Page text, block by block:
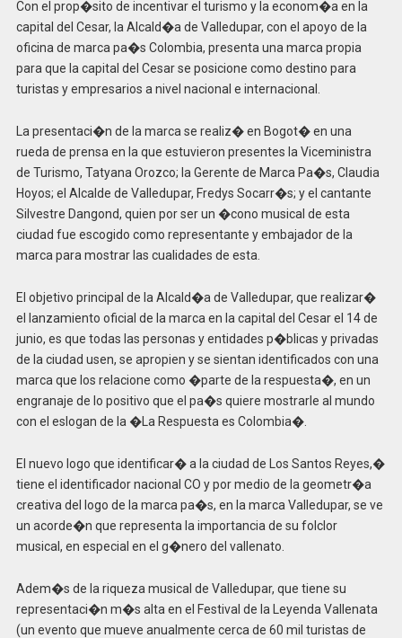
Con el prop�sito de incentivar el turismo y la econom�a en la
capital del Cesar, la Alcald�a de Valledupar, con el apoyo de la
oficina de marca pa�s Colombia, presenta una marca propia
para que la capital del Cesar se posicione como destino para
turistas y empresarios a nivel nacional e internacional.
La presentaci�n de la marca se realiz� en Bogot� en una
rueda de prensa en la que estuvieron presentes la Viceministra
de Turismo, Tatyana Orozco; la Gerente de Marca Pa�s, Claudia
Hoyos; el Alcalde de Valledupar, Fredys Socarr�s; y el cantante
Silvestre Dangond, quien por ser un �cono musical de esta
ciudad fue escogido como representante y embajador de la
marca para mostrar las cualidades de esta.
El objetivo principal de la Alcald�a de Valledupar, que realizar�
el lanzamiento oficial de la marca en la capital del Cesar el 14 de
junio, es que todas las personas y entidades p�blicas y privadas
de la ciudad usen, se apropien y se sientan identificados con una
marca que los relacione como �parte de la respuesta�, en un
engranaje de lo positivo que el pa�s quiere mostrarle al mundo
con el eslogan de la �La Respuesta es Colombia�.
El nuevo logo que identificar� a la ciudad de Los Santos Reyes,�
tiene el identificador nacional CO y por medio de la geometr�a
creativa del logo de la marca pa�s, en la marca Valledupar, se ve
un acorde�n que representa la importancia de su folclor
musical, en especial en el g�nero del vallenato.
Adem�s de la riqueza musical de Valledupar, que tiene su
representaci�n m�s alta en el Festival de la Leyenda Vallenata
(un evento que mueve anualmente cerca de 60 mil turistas de